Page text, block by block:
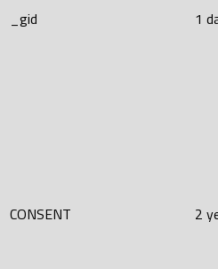
_gid 1
CONSENT 2